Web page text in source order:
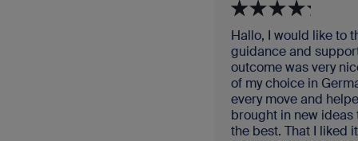
Hallo, I would like to
guidance and
outcome was very
of my choice in
every move and
brought in new
the best. That I liked